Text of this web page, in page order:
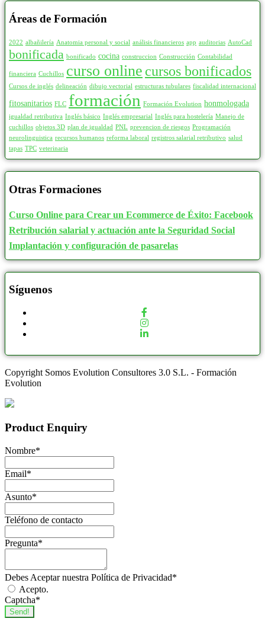
Áreas de Formación
2022 albañilería Anatomia personal y social análisis financieros app auditorias AutoCad
bonificada bonificado cocina construccion Construcción Contabilidad
financiera Cuchillos curso online cursos bonificados
Cursos de inglés delineación dibujo vectorial estructuras tubulares fiscalidad internacional
fitosanitarios FLC formación Formación Evolution honmologada
igualdad retributiva Inglés básico Inglés empresarial Inglés para hostelería Manejo de
cuchillos objetos 3D plan de igualdad PNL prevencion de riesgos Programación
neurolinguistica recursos humanos reforma laboral registros salarial retributivo salud
tapas TPC veterinaria
Otras Formaciones
Curso Online para Crear un Ecommerce de Éxito: Facebook
Retribución salarial y actuación ante la Seguridad Social
Implantación y configuración de pasarelas
Síguenos
Copyright Somos Evolution Consultores 3.0 S.L. - Formación
Evolution
Product Enquiry
Nombre*
Email*
Asunto*
Teléfono de contacto
Pregunta*
Debes Aceptar nuestra Política de Privacidad*
Acepto.
Captcha*
Send!